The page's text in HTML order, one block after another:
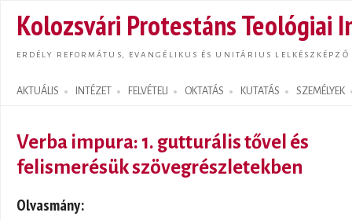
Kolozsvári Protestáns Teológiai
ERDÉLY REFORMÁTUS, EVANGÉLIKUS ÉS UNITÁRIUS LELKÉSZKÉPZŐ
AKTUÁLIS INTÉZET FELVÉTELI OKTATÁS KUTATÁS SZEMÉLYEK
Search form
Verba impura: 1. gutturális tővel és
felismerésük szövegrészletekben
Olvasmány: